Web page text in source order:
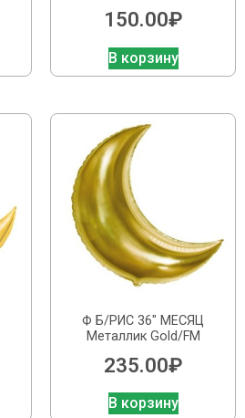
150.00₽
В корзину
Ф Б/РИС 36″ МЕСЯЦ
Металлик Gold/FM
235.00₽
В корзину